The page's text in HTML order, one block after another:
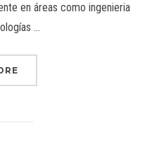
en áreas como ingenieria
…